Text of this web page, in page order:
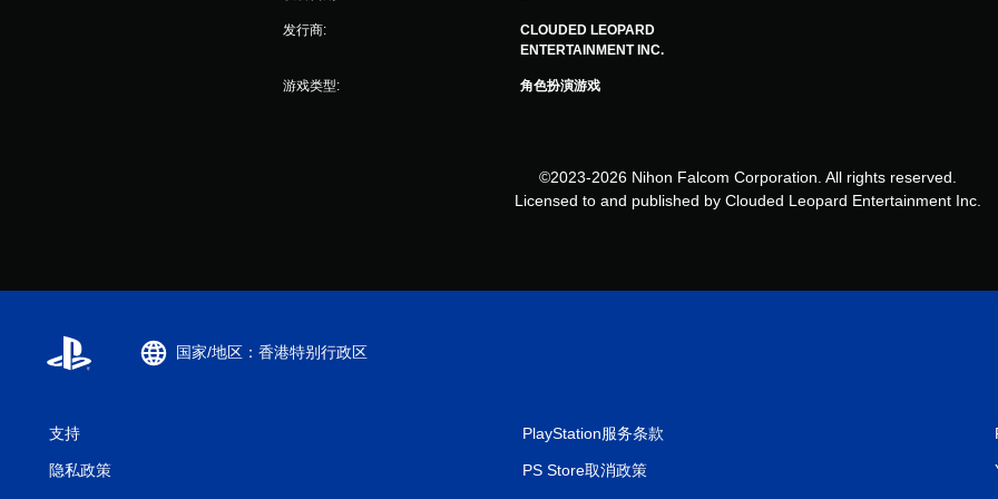
发行商:
CLOUDED LEOPARD
ENTERTAINMENT INC.
游戏类型: 角色扮演游戏
©2023-2026 Nihon Falcom Corporation. All rights reserved.
Licensed to and published by Clouded Leopard Entertainment Inc.
国家/地区：香港特别行政区
支持
隐私政策
PlayStation服务条款
PS Store取消政策